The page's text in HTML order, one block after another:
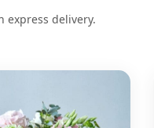
express delivery.